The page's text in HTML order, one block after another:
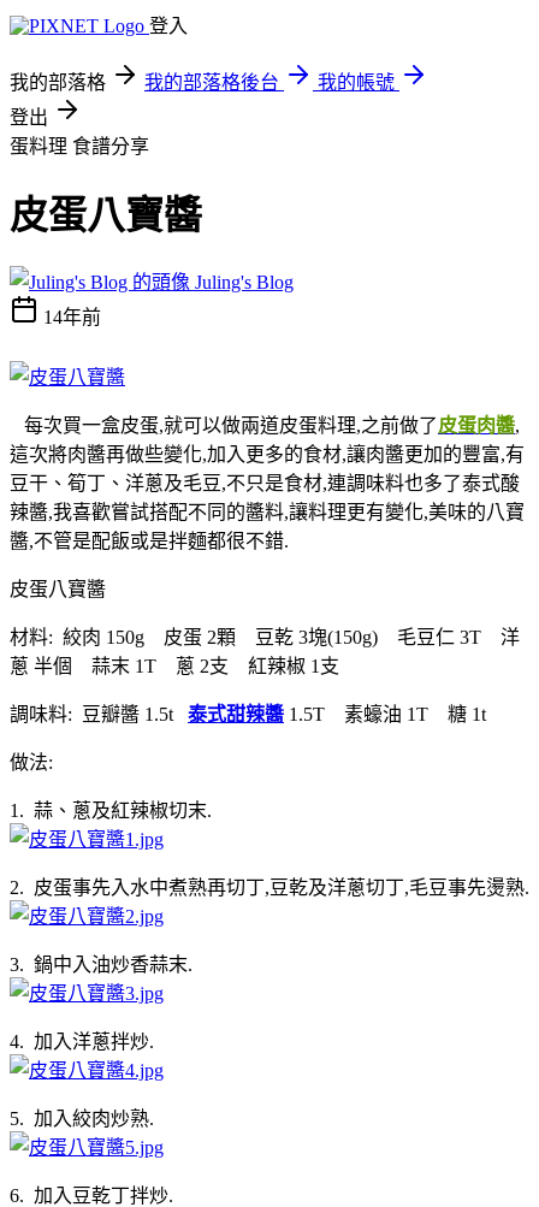
登入
我的部落格 我的部落格後台
我的帳號
登出
蛋料理 食譜分享
皮蛋八寶醬
Juling's Blog
14年前
每次買一盒皮蛋,就可以做兩道皮蛋料理,之前做了皮蛋肉醬,
這次將肉醬再做些變化,加入更多的食材,讓肉醬更加的豐富,有
豆干、筍丁、洋蔥及毛豆,不只是食材,連調味料也多了泰式酸
辣醬,我喜歡嘗試搭配不同的醬料,讓料理更有變化,美味的八寶
醬,不管是配飯或是拌麵都很不錯.
皮蛋八寶醬
材料: 絞肉 150g 皮蛋 2顆 豆乾 3塊(150g) 毛豆仁 3T 洋
蔥 半個 蒜末 1T 蔥 2支 紅辣椒 1支
調味料: 豆瓣醬 1.5t 泰式甜辣醬 1.5T 素蠔油 1T 糖 1t
做法:
1. 蒜、蔥及紅辣椒切末.
2. 皮蛋事先入水中煮熟再切丁,豆乾及洋蔥切丁,毛豆事先燙熟.
3. 鍋中入油炒香蒜末.
4. 加入洋蔥拌炒.
5. 加入絞肉炒熟.
6. 加入豆乾丁拌炒.